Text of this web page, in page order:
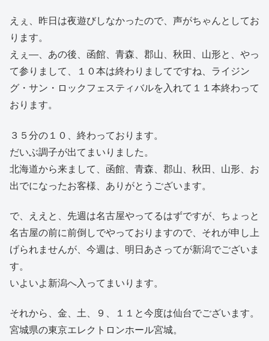
えぇ、昨日は夜遊びしなかったので、声がちゃんとしてお
ります。
えぇ―、あの後、函館、青森、郡山、秋田、山形と、やっ
て参りまして、１０本は終わりましてですね、ライジン
グ・サン・ロックフェスティバルを入れて１１本終わって
おります。
３５分の１０、終わっております。
だいぶ調子が出てまいりました。
北海道から来まして、函館、青森、郡山、秋田、山形、お
出でになったお客様、ありがとうございます。
で、ええと、先週は名古屋やってるはずですが、ちょっと
名古屋の前に前倒しでやっておりますので、それが申し上
げられませんが、今週は、明日あさってが新潟でございま
す。
いよいよ新潟へ入ってまいります。
それから、金、土、９、１１と今度は仙台でございます。
宮城県の東京エレクトロンホール宮城。